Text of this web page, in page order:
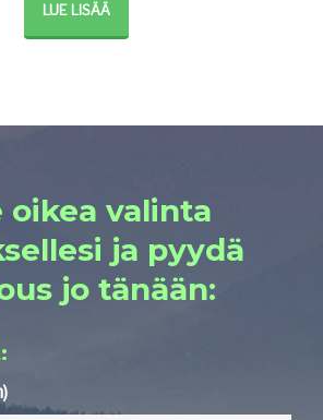
LUE LISÄÄ
oikea valinta
ja pyydä
jo tänään: